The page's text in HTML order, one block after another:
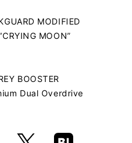
MODIFIED
MOON”
BOOSTER
Dual Overdrive
Hatena